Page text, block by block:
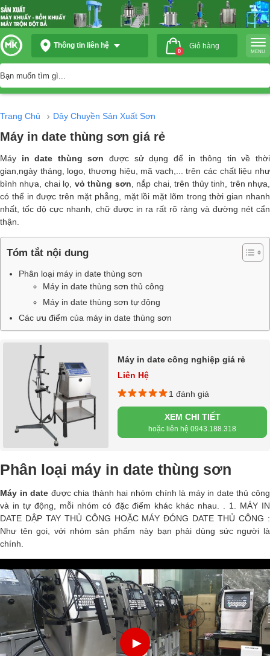
Thông tin liên hệ
0
Giỏ hàng
MENU
Trang Chủ › Dây Chuyền Sản Xuất Sơn
Máy in date thùng sơn giá rẻ
Máy in date thùng sơn được sử dụng để in thông tin về thời
gian,ngày tháng, logo, thương hiệu, mã vạch,... trên các chất liệu như
bình nhựa, chai lọ, vỏ thùng sơn , nắp chai, trên thủy tinh, trên nhựa,
có thể in được trên mặt phẳng, mặt lồi mặt lõm trong thời gian nhanh
nhất, tốc độ cực nhanh, chữ được in ra rất rõ ràng và đường nét cẩn
thận.
Tóm tắt nội dung
Phân loại máy in date thùng sơn
Máy in date thùng sơn thủ công
Máy in date thùng sơn tự động
Các ưu điểm của máy in date thùng sơn
Máy in date công nghiệp giá rẻ
Liên Hệ
1 đánh giá
XEM CHI TIẾT
hoặc liên hệ 0943.188.318
Phân loại máy in date thùng sơn
Máy in date được chia thành hai nhóm chính là máy in date thủ công
và in tự động, mỗi nhóm có đặc điểm khác khác nhau. . 1. MÁY IN
DATE DẬP TAY THỦ CÔNG HOẶC MÁY ĐÓNG DATE THỦ CÔNG :
Như tên gọi, với nhóm sản phẩm này bạn phải dùng sức người là
chính.
►